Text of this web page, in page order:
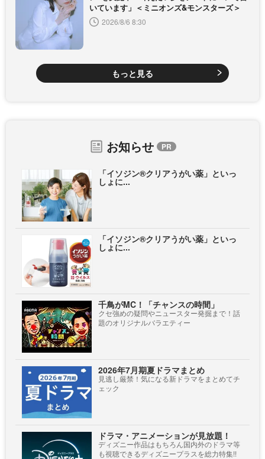
いています」＜ミニオンズ&モンスターズ＞
2026/8/6 8:30
もっと見る
お知らせ
「イソジン®クリアうがい薬」といっ
しょに...
「イソジン®クリアうがい薬」といっ
しょに...
千鳥がMC！「チャンスの時間」
クセ強めの疑問やニュースター発掘まで！話
題のオリジナルバラエティー
2026年7月期夏ドラマまとめ
見逃し厳禁！気になる新ドラマをまとめてチ
ェック
ドラマ・アニメーションが見放題！
ディズニー作品はもちろん国内外のドラマ等
も視聴できるディズニープラスを総力特集!!